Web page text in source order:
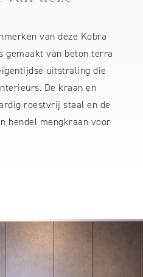
van deze Kobra
gemaakt van beton terra
uitstraling die
De kraan en
roestvrij staal en de
hendel mengkraan voor